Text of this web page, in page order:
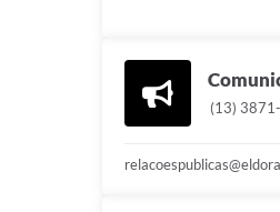
(13)